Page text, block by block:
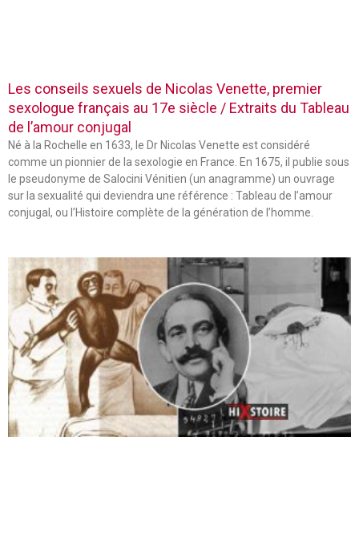
Les conseils sexuels de Nicolas Venette, premier
sexologue français au 17e siècle / Extraits du Tableau
de l’amour conjugal
Né à la Rochelle en 1633, le Dr Nicolas Venette est considéré
comme un pionnier de la sexologie en France. En 1675, il publie sous
le pseudonyme de Salocini Vénitien (un anagramme) un ouvrage
sur la sexualité qui deviendra une référence : Tableau de l’amour
conjugal, ou l’Histoire complète de la génération de l’homme.